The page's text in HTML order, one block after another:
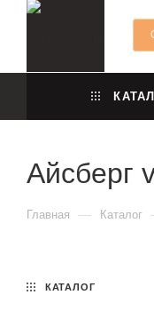
Айсберг
Главная — Каталог
КАТАЛОГ